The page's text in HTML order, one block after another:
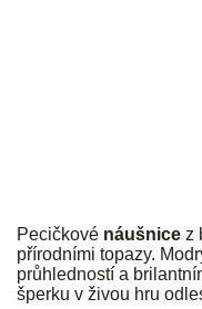
Pecičkové náušnice z
přírodními topazy.
průhledností a
šperku v živou hru